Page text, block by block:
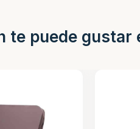
te puede gustar